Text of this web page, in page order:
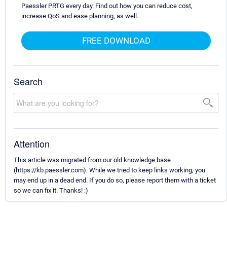
Paessler PRTG every day. Find out how you can reduce cost,
increase QoS and ease planning, as well.
FREE DOWNLOAD
Search
Attention
This article was migrated from our old knowledge base
(https://kb.paessler.com). While we tried to keep links working, you
may end up in a dead end. If you do so, please report them with a ticket
so we can fix it. Thanks! :)